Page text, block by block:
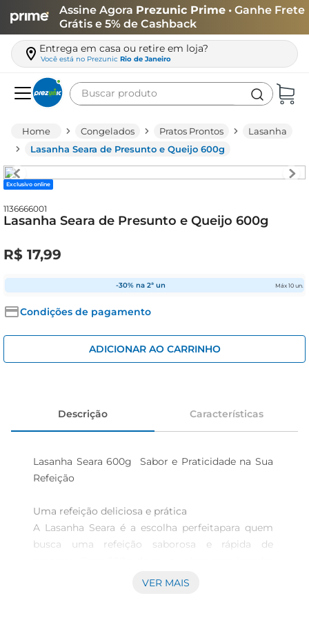
Assine Agora Prezunic Prime • Ganhe Frete
Grátis e 5% de Cashback
Entrega em casa ou retire em loja?
Você está no Prezunic Rio de Janeiro
Buscar produto
Congelados Pratos Prontos
Lasanha
Lasanha Seara de Presunto e Queijo 600g
Exclusivo online
1136666001
Lasanha Seara de Presunto e Queijo 600g
R$ 17,99
-30% na 2ª un Máx 10 un.
Condições de pagamento
ADICIONAR AO CARRINHO
Descrição Características
Lasanha Seara 600g  Sabor e Praticidade na Sua
Refeição
Uma refeição deliciosa e prática
A Lasanha Seara é a escolha perfeitapara quem
busca uma refeição saborosa e rápida de
combina a tradicional receita de massa com um
VER MAIS
leite
café
queijo
biscoito
cerveja
iogurte